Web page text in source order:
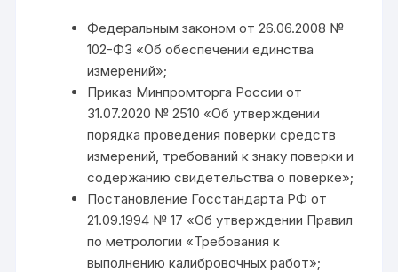
Федеральным законом от 26.06.2008 №
102-ФЗ «Об обеспечении единства
измерений»;
Приказ Минпромторга России от
31.07.2020 № 2510 «Об утверждении
порядка проведения поверки средств
измерений, требований к знаку поверки и
содержанию свидетельства о поверке»;
Постановление Госстандарта РФ от
21.09.1994 № 17 «Об утверждении Правил
по метрологии «Требования к
выполнению калибровочных работ»;